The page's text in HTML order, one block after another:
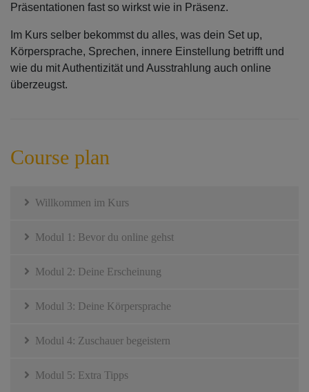
Präsentationen fast so wirkst wie in Präsenz.
Im Kurs selber bekommst du alles, was dein Set up,
Körpersprache, Sprechen, innere Einstellung betrifft und
wie du mit Authentizität und Ausstrahlung auch online
überzeugst.
Course plan
Willkommen im Kurs
Modul 1: Bevor du online gehst
Modul 2: Deine Erscheinung
Modul 3: Deine Körpersprache
Modul 4: Zuschauer begeistern
Modul 5: Extra Tipps